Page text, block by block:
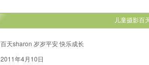
儿童摄影百
百天sharon 岁岁平安 快乐成长
2011年4月10日